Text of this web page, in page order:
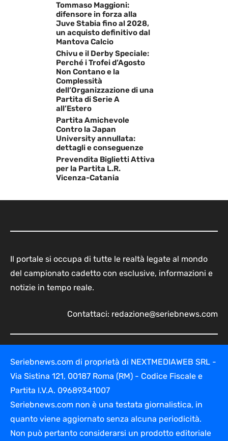
Tommaso Maggioni:
difensore in forza alla
Juve Stabia fino al 2028,
un acquisto definitivo dal
Mantova Calcio
Chivu e il Derby Speciale:
Perché i Trofei d’Agosto
Non Contano e la
Complessità
dell’Organizzazione di una
Partita di Serie A
all’Estero
Partita Amichevole
Contro la Japan
University annullata:
dettagli e conseguenze
Prevendita Biglietti Attiva
per la Partita L.R.
Vicenza-Catania
Il portale si occupa di tutte le realtà legate al mondo
del campionato cadetto con esclusive, informazioni e
notizie in tempo reale.
Contattaci: redazione@seriebnews.com
Seriebnews.com di proprietà di NEXTMEDIAWEB SRL -
Via Sistina 121, 00187 Roma (RM) - Codice Fiscale e
Partita I.V.A. 09689341007
Seriebnews.com non è una testata giornalistica, in
quanto viene aggiornato senza alcuna periodicità.
Non può pertanto considerarsi un prodotto editoriale